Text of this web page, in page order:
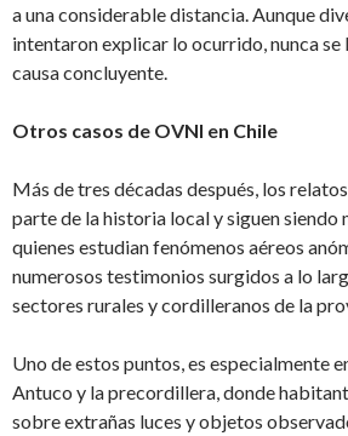
a una considerable distancia. Aunque
intentaron explicar lo ocurrido, nunca
causa concluyente.
Otros casos de OVNI en Chile
Más de tres décadas después, los
parte de la historia local y siguen siendo
quienes estudian fenómenos aéreos
numerosos testimonios surgidos a lo
sectores rurales y cordilleranos de la
Uno de estos puntos, es especialmente
Antuco y la precordillera, donde
sobre extrañas luces y objetos